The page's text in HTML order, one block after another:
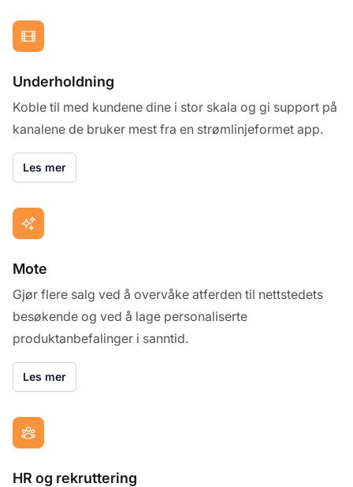
Underholdning
Koble til med kundene dine i stor skala og gi support på
kanalene de bruker mest fra en strømlinjeformet app.
Les mer
Mote
Gjør flere salg ved å overvåke atferden til nettstedets
besøkende og ved å lage personaliserte
produktanbefalinger i sanntid.
Les mer
HR og rekruttering